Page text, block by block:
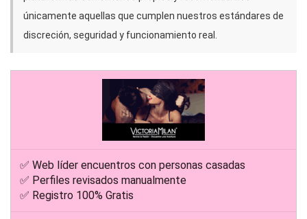
Algunos enlaces que aparecen a continuación pueden ser
enlaces afiliados. Enwebsparaligar.comanalizamos las
únicamente aquellas que cumplen nuestros estándares de
discreción, seguridad y funcionamiento real.